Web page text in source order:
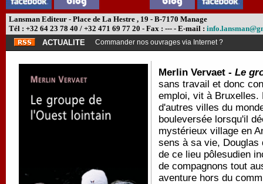
Lansman Editeur - Place de La Hestre , 19 - B-7170 Manage
Tél : +32 64 23 78 40 / +32 471 69 77 20 - Fax : --- - E-mail :
ACTUALITE
Commander nos ouvrages via Internet ?
Merlin Vervaet - Le
sans travail et donc
emploi, vit à Bruxelles.
d'autres villes du
bouleversée lorsqu'il
mystérieux village en
sens à sa vie, Douglas
de ce lieu pôlesudien
de compagnons tout
aventure hors du